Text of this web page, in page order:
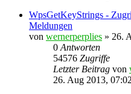
WpsGetKeyStrings -
Meldungen
von wernerperplies » 26.
0 Antworten
54576 Zugriffe
Letzter Beitrag von
26. Aug 2013, 07:02